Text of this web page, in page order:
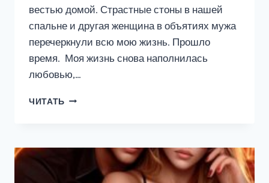
вестью домой. Страстные стоны в нашей
спальне и другая женщина в объятиях мужа
перечеркнули всю мою жизнь. Прошло
время. Моя жизнь снова наполнилась
любовью,…
ЧИТАТЬ ИЗМЕНА.